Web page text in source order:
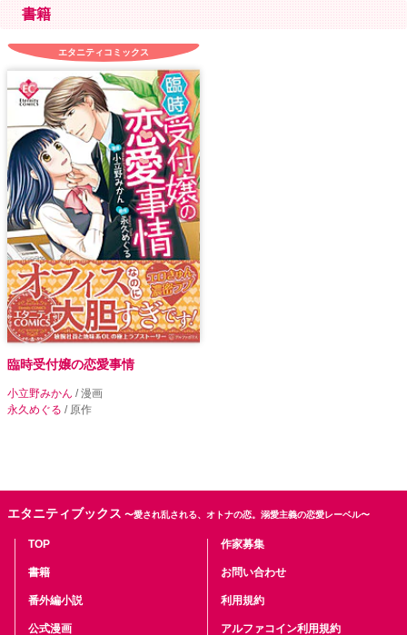
書籍
エタニティコミックス
臨時受付嬢の恋愛事情
小立野みかん / 漫画
永久めぐる / 原作
エタニティブックス 〜愛され乱される、オトナの恋。溺愛主義の恋愛レーベル〜
TOP
書籍
番外編小説
公式漫画
作家募集
お問い合わせ
利用規約
アルファコイン利用規約